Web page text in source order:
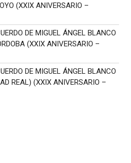
(XXIX ANIVERSARIO –
DE MIGUEL ÁNGEL BLANCO
(XXIX ANIVERSARIO –
DE MIGUEL ÁNGEL BLANCO
REAL) (XXIX ANIVERSARIO –